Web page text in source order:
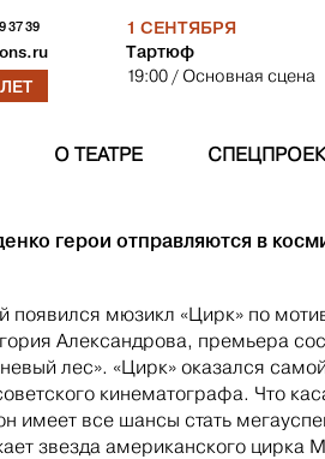
37 39
1 СЕНТЯБРЯ
Тартюф
19:00 / Основная сцена
О ТЕАТРЕ
герои отправляются в
появился мюзикл «Цирк» по
Александрова, премьера
лес». «Цирк» оказался
кинематографа. Что
имеет все шансы стать
звезда американского цирка